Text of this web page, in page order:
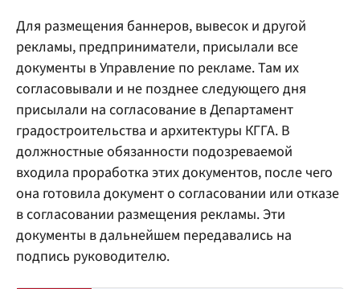
Для размещения баннеров, вывесок и другой
рекламы, предприниматели, присылали все
документы в Управление по рекламе. Там их
согласовывали и не позднее следующего дня
присылали на согласование в Департамент
градостроительства и архитектуры КГГА. В
должностные обязанности подозреваемой
входила проработка этих документов, после чего
она готовила документ о согласовании или отказе
в согласовании размещения рекламы. Эти
документы в дальнейшем передавались на
подпись руководителю.